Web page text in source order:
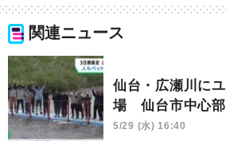
関連ニュース
仙台・広瀬川に
場 仙台市中心部
5/29 (水) 16:40